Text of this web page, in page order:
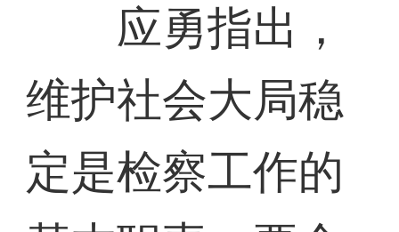
应勇指出，
维护社会大局稳
定是检察工作的